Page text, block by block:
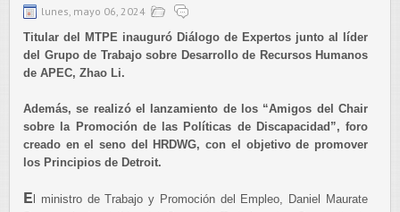
lunes, mayo 06, 2024
Titular del MTPE inauguró Diálogo de Expertos junto al líder
del Grupo de Trabajo sobre Desarrollo de Recursos Humanos
de APEC, Zhao Li.
Además, se realizó el lanzamiento de los “Amigos del Chair
sobre la Promoción de las Políticas de Discapacidad”, foro
creado en el seno del HRDWG, con el objetivo de promover
los Principios de Detroit.
E l ministro de Trabajo y Promoción del Empleo, Daniel Maurate